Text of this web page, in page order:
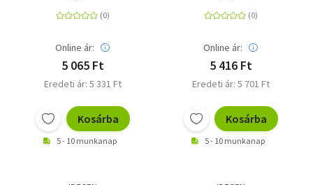
Online ár:
5 065 Ft
Eredeti ár: 5 331 Ft
Kosárba
5 - 10 munkanap
Tyrann von nebenan -
Lesungen mit Musik
mit Dietmar Bär (1 CD)
Online ár:
5 416 Ft
Eredeti ár: 5 701 Ft
Kosárba
5 - 10 munkanap